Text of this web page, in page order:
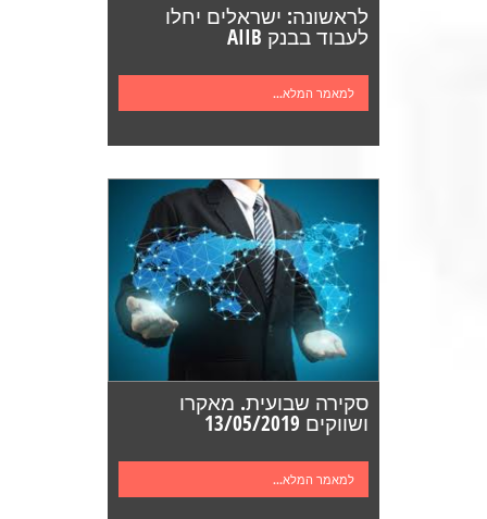
לראשונה: ישראלים יחלו
לעבוד בבנק AIIB
למאמר המלא...
סקירה שבועית. מאקרו
ושווקים 13/05/2019
למאמר המלא...